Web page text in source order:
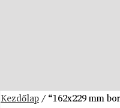
Kezdőlap/ “162x229 mm